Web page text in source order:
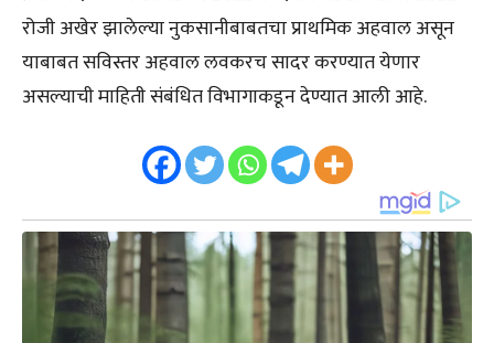
रोजी अखेर झालेल्या नुकसानीबाबतचा प्राथमिक अहवाल असून
याबाबत सविस्तर अहवाल लवकरच सादर करण्यात येणार
असल्याची माहिती संबंधित विभागाकडून देण्यात आली आहे.